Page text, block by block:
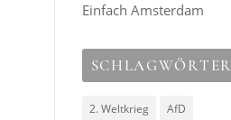
Einfach Amsterdam
SCHLAGWÖRTER
2. Weltkrieg
AfD